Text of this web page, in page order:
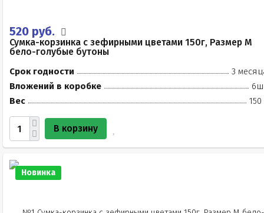
520 руб.
Сумка-корзинка с зефирными цветами 150г, Размер М
бело-голубые бутоны
Срок годности
3
Вложений в коробке
Вес
150
В корзину
Новинка